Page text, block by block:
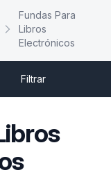
Fundas Para
Libros
Electrónicos
Filtrar